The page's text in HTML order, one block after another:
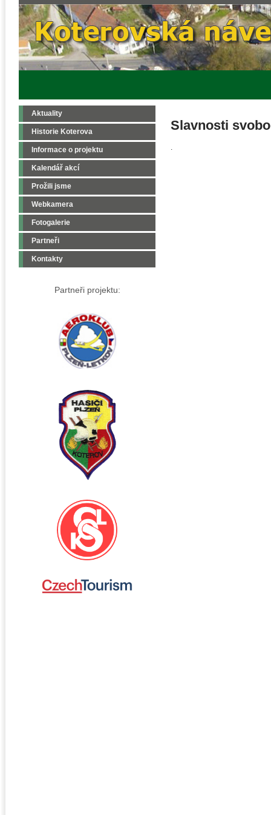
Aktuality
Historie Koterova
Informace o projektu
Kalendář akcí
Prožili jsme
Webkamera
Fotogalerie
Partneři
Kontakty
Partneři projektu:
Slavnosti
.